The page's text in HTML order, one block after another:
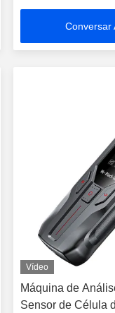
Conversar
Vídeo
Máquina de
Sensor de Célula